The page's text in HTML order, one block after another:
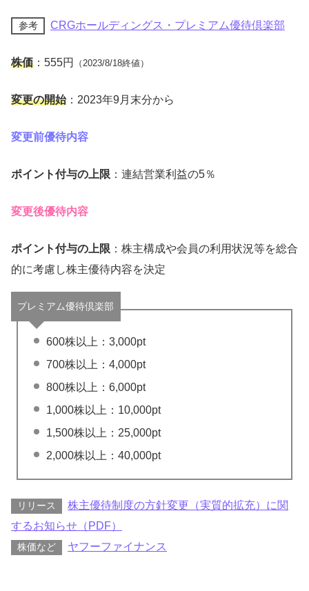
参考 CRGホールディングス・プレミアム優待倶楽部
株価 ：555円 （2023/8/18終値）
変更の開始：2023年9月末分から
変更前優待内容
ポイント付与の上限 ：連結営業利益の5％
変更後優待内容
ポイント付与の上限 ：株主構成や会員の利用状況等を総合
的に考慮し株主優待内容を決定
プレミアム優待倶楽部
600株以上：3,000pt
700株以上：4,000pt
800株以上：6,000pt
1,000株以上：10,000pt
1,500株以上：25,000pt
2,000株以上：40,000pt
リリース
株主優待制度の方針変更（実質的拡充）に関
するお知らせ（PDF）
株価など ヤフーファイナンス